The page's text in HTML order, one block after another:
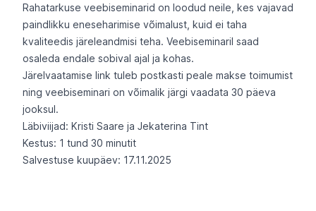
Rahatarkuse veebiseminarid on loodud neile, kes vajavad
paindlikku eneseharimise võimalust, kuid ei taha
kvaliteedis järeleandmisi teha. Veebiseminaril saad
osaleda endale sobival ajal ja kohas.
Järelvaatamise link tuleb postkasti peale makse toimumist
ning veebiseminari on võimalik järgi vaadata 30 päeva
jooksul.
Läbiviijad: Kristi Saare ja Jekaterina Tint
Kestus: 1 tund 30 minutit
Salvestuse kuupäev: 17.11.2025